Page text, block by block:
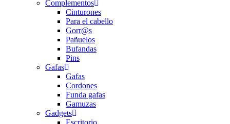
Complementos
Cinturones
Para el cabello
Gorr@s
Pañuelos
Bufandas
Pins
Gafas
Gafas
Cordones
Funda gafas
Gamuzas
Gadgets
Escritorio